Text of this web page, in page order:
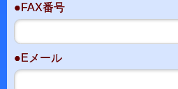
●FAX番号
●Eメール